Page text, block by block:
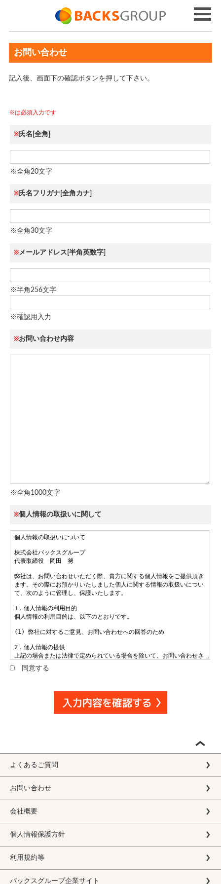
お問い合わせ
記入後、画面下の確認ボタンを押して下さい。
※は必須入力です
※ 氏名[全角]
※全角20文字
※ 氏名フリガナ[全角カナ]
※全角30文字
※メールアドレス[半角英数字]
※半角256文字
※確認用入力
※お問い合わせ内容
※全角1000文字
※個人情報の取扱いに関して
同意する
よくあるご質問
お問い合わせ
会社概要
個人情報保護方針
利用規約等
バックスグループ企業サイト